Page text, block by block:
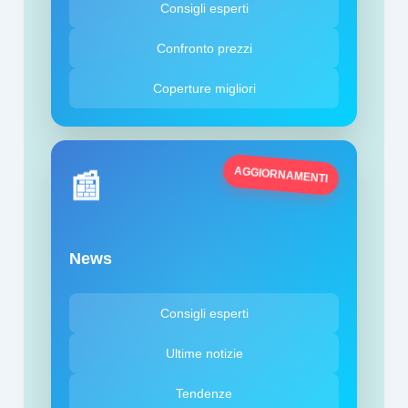
Consigli esperti
Confronto prezzi
Coperture migliori
AGGIORNAMENTI
📰
News
Consigli esperti
Ultime notizie
Tendenze